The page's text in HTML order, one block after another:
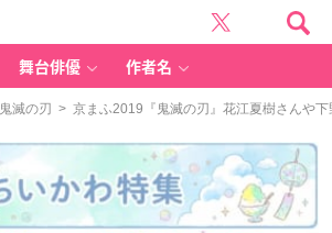
舞台俳優 作者名
鬼滅の刃 > 京まふ2019『鬼滅の刃』花江夏樹さんや